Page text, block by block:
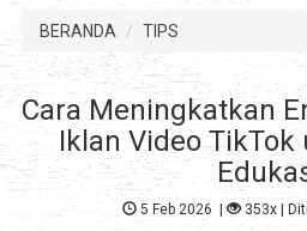
BERANDA TIPS
Cara Meningkatkan
Iklan Video
5 Feb 2026 | 353x|